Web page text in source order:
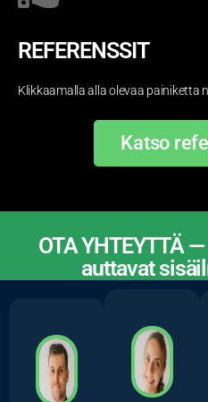
REFERENSSIT
Klikkaamalla alla olevaa painiketta
Katso
OTA YHTEYTTÄ
auttavat
ASIANTUNTIJAMME